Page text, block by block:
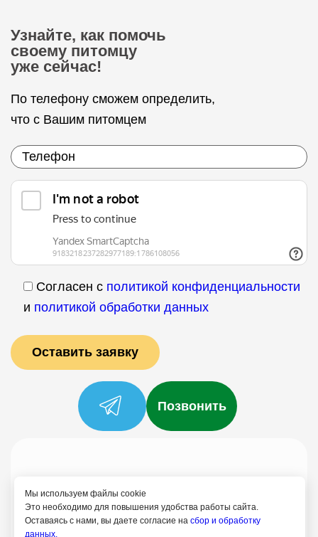
Узнайте, как помочь
своему питомцу
уже сейчас!
По телефону сможем определить,
что с Вашим питомцем
Согласен с политикой конфиденциальности
и политикой обработки данных
Мы используем файлы cookie
Это необходимо для повышения удобства работы сайта.
Оставаясь с нами, вы даете согласие на сбор и обработку
данных.
Позвонить
Политика конфиденциальности
Согласие на обработку